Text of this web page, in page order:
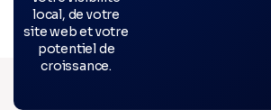
local, de votre
site web et votre
potentiel de
croissance.